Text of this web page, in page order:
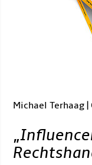
Michael Terhaag
„